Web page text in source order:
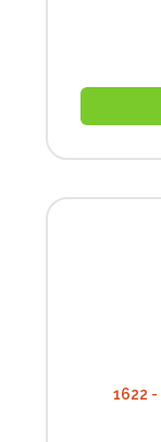
1622